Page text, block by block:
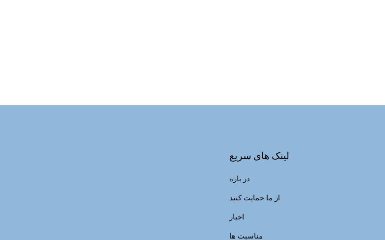
لینک های سریع
در باره
از ما حمایت کنید
اخبار
مناسبت ها